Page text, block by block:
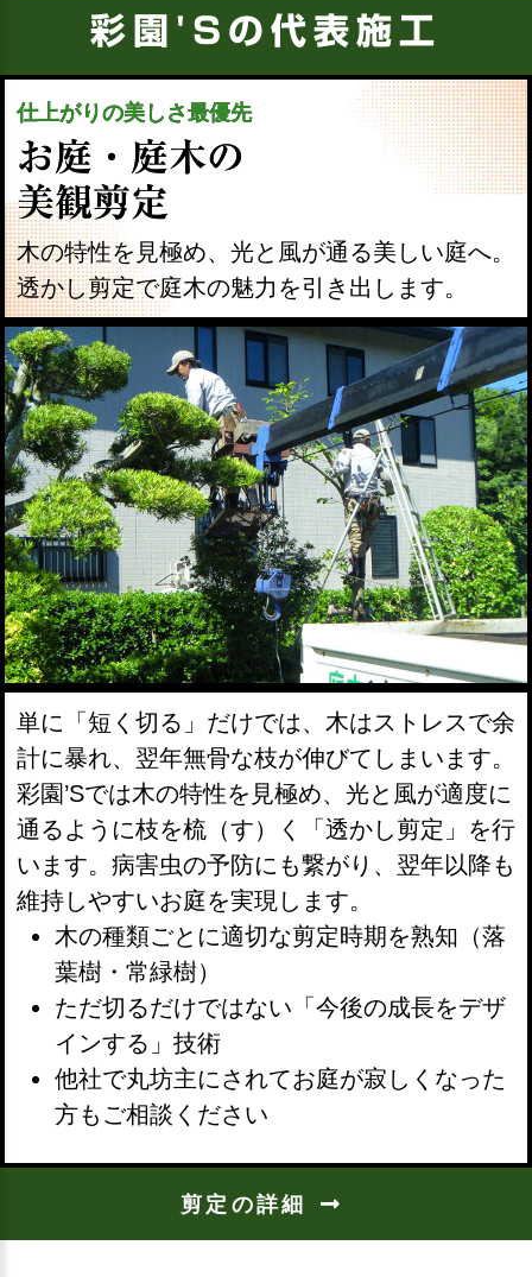
彩園'Sの代表施工
仕上がりの美しさ最優先
お庭・庭木の
美観剪定
木の特性を見極め、光と風が通る美しい庭へ。
透かし剪定で庭木の魅力を引き出します。
単に「短く切る」だけでは、木はストレスで余
計に暴れ、翌年無骨な枝が伸びてしまいます。
彩園’Sでは木の特性を見極め、光と風が適度に
通るように枝を梳（す）く「透かし剪定」を行
います。病害虫の予防にも繋がり、翌年以降も
維持しやすいお庭を実現します。
木の種類ごとに適切な剪定時期を熟知（落
葉樹・常緑樹）
ただ切るだけではない「今後の成長をデザ
インする」技術
他社で丸坊主にされてお庭が寂しくなった
方もご相談ください
剪定の詳細